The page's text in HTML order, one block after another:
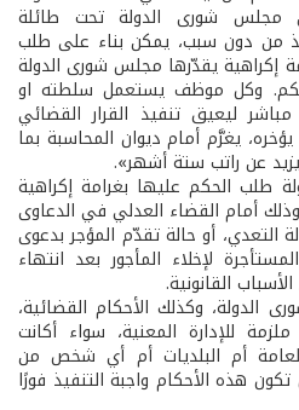
مجلس شورى الدولة تحت طائلة
من دون سبب، يمكن بناء على طلب
إكراهية يقدّرها مجلس شورى الدولة
وكل موظف يستعمل سلطته او
ليعيق تنفيذ القرار القضائي
يغرَّم أمام ديوان المحاسبة بما
عن راتب ستة أشهر».
طلب الحكم عليها بغرامة إكراهية
أمام القضاء العدلي في الدعاوى
أو حالة تقدّم المؤجر بدعوى
لإخلاء المأجور بعد انتهاء
القانونية.
الدولة، وكذلك الأحكام القضائية،
للإدارة المعنية، سواء أكانت
أم البلديات أم أي شخص من
هذه الأحكام واجبة التنفيذ فورًا